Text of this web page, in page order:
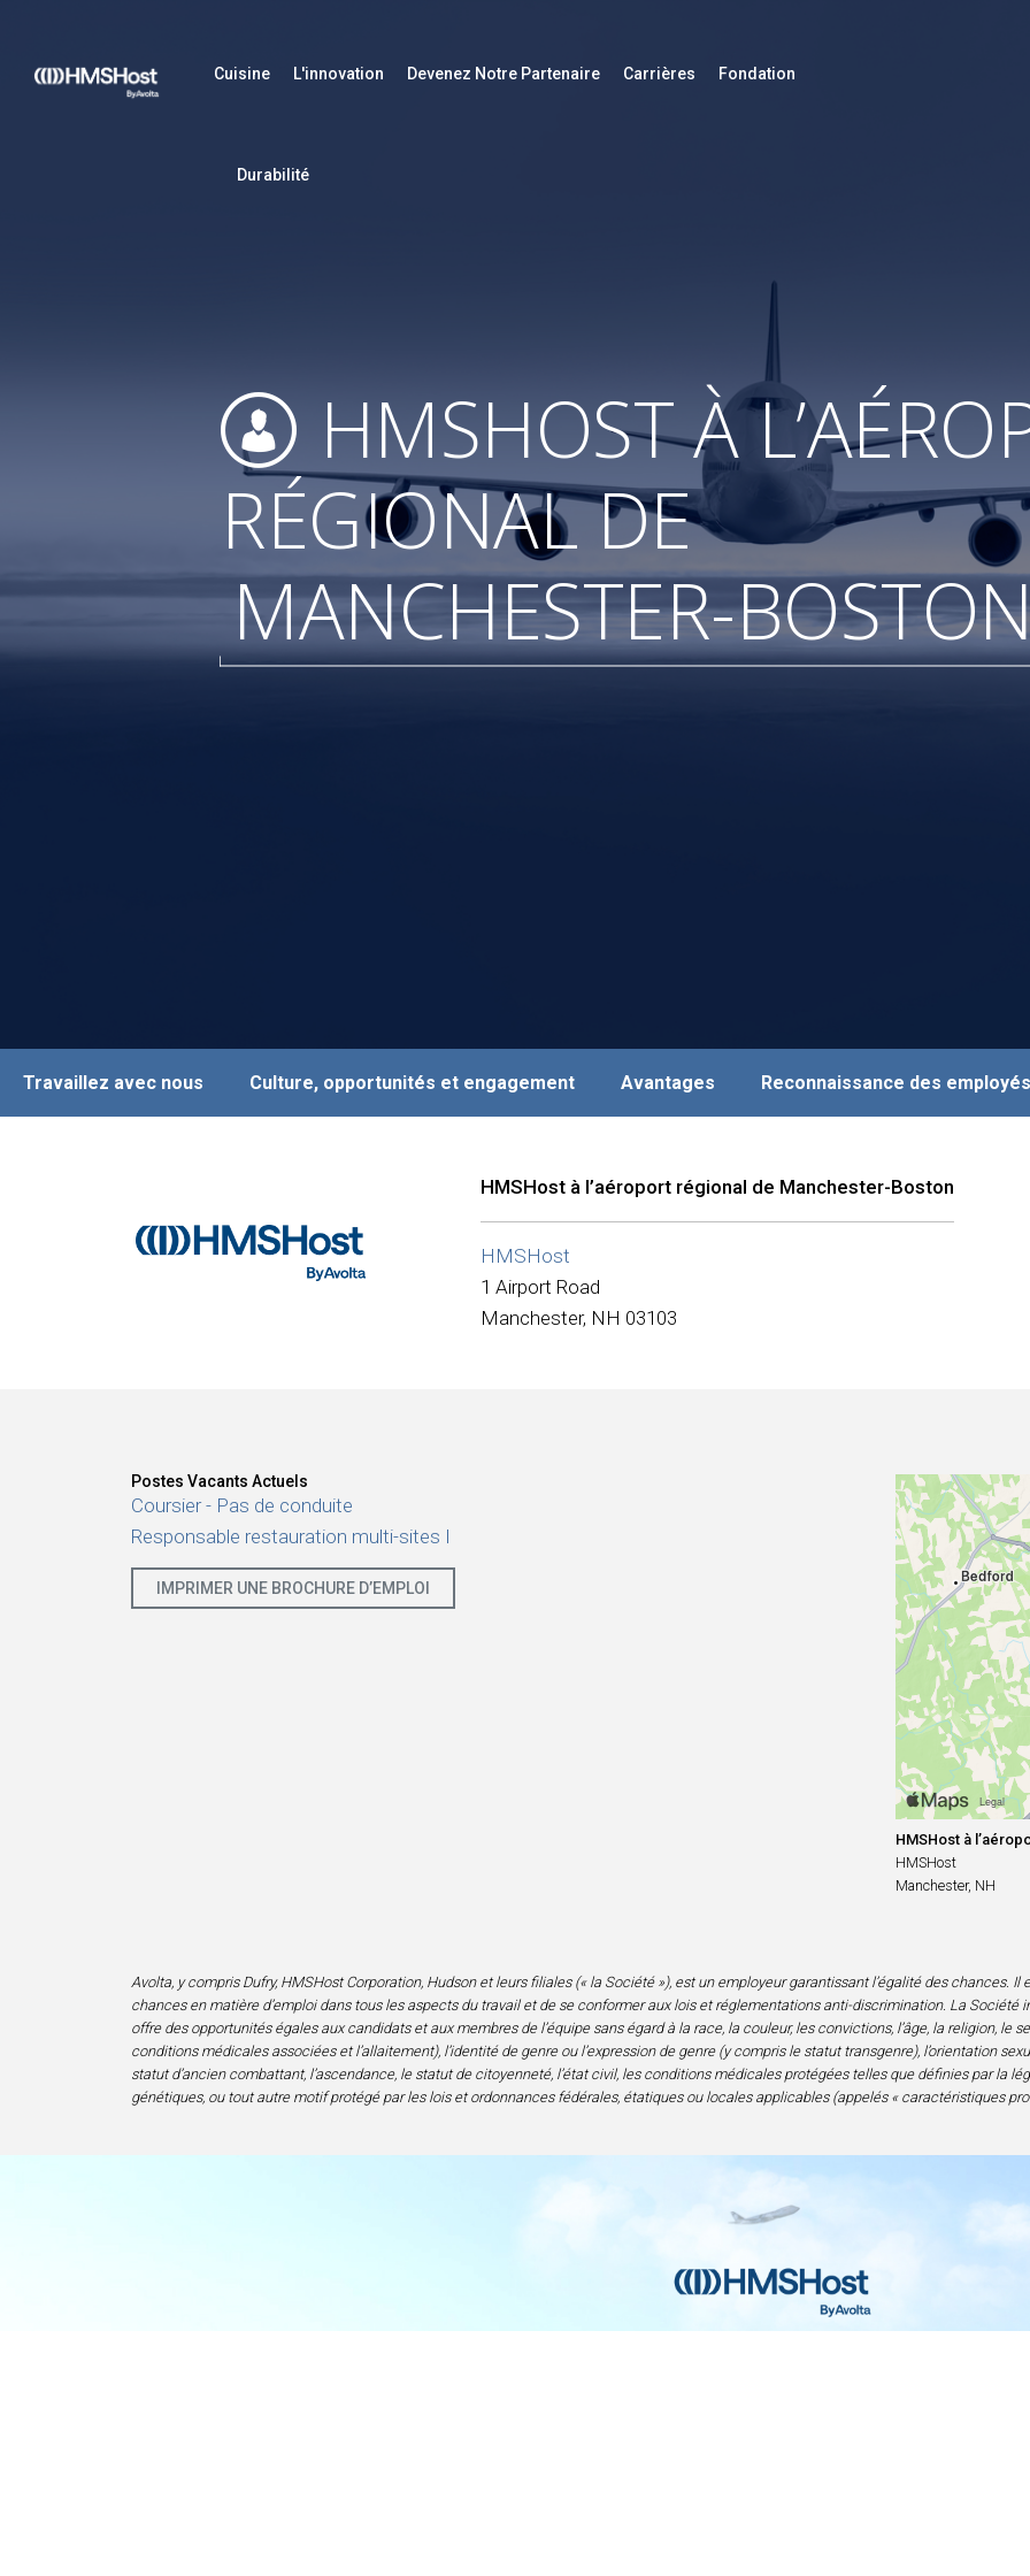
Cuisine L'innovation Devenez Notre Partenaire Carrières Fondation
Durabilité
HMSHOST À
RÉGIONAL DE
MANCHESTER-
Travaillez avec nous Culture, opportunités et engagement Avantages Reconnaissance des employés
HMSHost à l’aéroport régional de Manchester-Boston
HMSHost
1 Airport Road
Manchester, NH 03103
Postes Vacants Actuels
Coursier - Pas de conduite
Responsable restauration multi-sites I
IMPRIMER UNE BROCHURE D’EMPLOI
HMSHost à
HMSHost
Manchester, NH
Avolta, y compris Dufry, HMSHost Corporation, Hudson et leurs filiales (« la Société »), est un employeur garantissant l’égalité des chances.
chances en matière d’emploi dans tous les aspects du travail et de se conformer aux lois et réglementations anti-discrimination. La
offre des opportunités égales aux candidats et aux membres de l’équipe sans égard à la race, la couleur, les convictions, l’âge, la religion, le
conditions médicales associées et l’allaitement), l’identité de genre ou l’expression de genre (y compris le statut transgenre), l’orientation
statut d’ancien combattant, l’ascendance, le statut de citoyenneté, l’état civil, les conditions médicales protégées telles que définies par la
génétiques, ou tout autre motif protégé par les lois et ordonnances fédérales, étatiques ou locales applicables (appelés « caractéristiques